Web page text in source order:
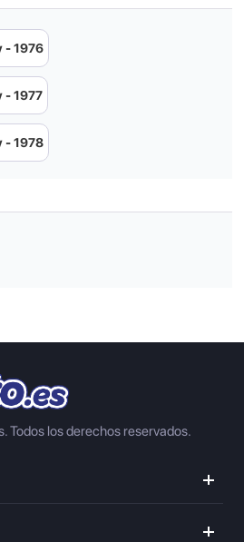
- 1976
- 1977
- 1978
Todos los derechos reservados.